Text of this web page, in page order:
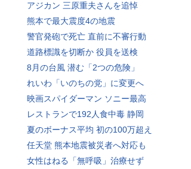
アジカン 三原重夫さんを追悼
熊本で最大震度4の地震
警官発砲で死亡 直前に不審行動
道路標識を切断か 役員を送検
8月の台風 潜む「2つの危険」
れいわ「いのちの党」に変更へ
映画スパイダーマン ソニー最高
レストランで192人食中毒 静岡
夏のボーナス平均 初の100万超え
任天堂 熊本地震被災者へ対応も
女性はねる「無呼吸」治療せず